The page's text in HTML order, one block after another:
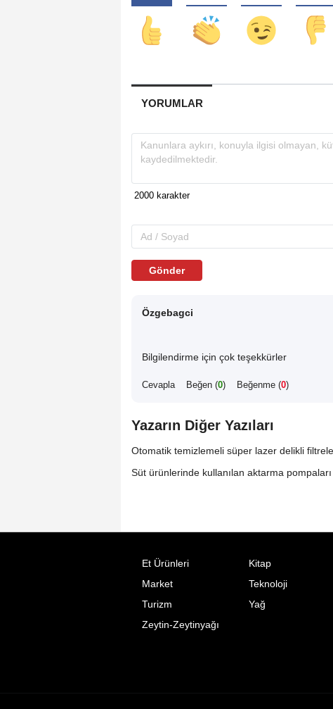
YORUMLAR
Gönder
Özgebagci
Bilgilendirme için çok teşekkürler
Cevapla Beğen (0) Beğenme (0)
Yazarın Diğer Yazıları
Otomatik temizlemeli süper lazer delikli
Süt ürünlerinde kullanılan aktarma
Et Ürünleri
Kitap
Market
Teknoloji
Turizm
Yağ
Zeytin-Zeytinyağı